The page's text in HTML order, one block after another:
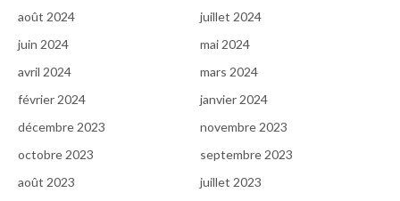
août 2024
juillet 2024
juin 2024
mai 2024
avril 2024
mars 2024
février 2024
janvier 2024
décembre 2023
novembre 2023
octobre 2023
septembre 2023
août 2023
juillet 2023